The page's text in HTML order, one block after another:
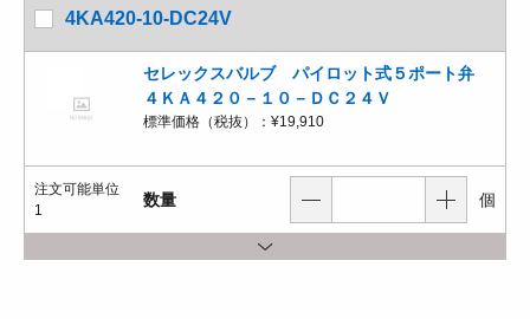
4KA420-10-DC24V
セレックスバルブ パイロット式５ポート弁
４ＫＡ４２０－１０－ＤＣ２４Ｖ
標準価格（税抜）： ¥19,910
注文可能単位
1
数量 個